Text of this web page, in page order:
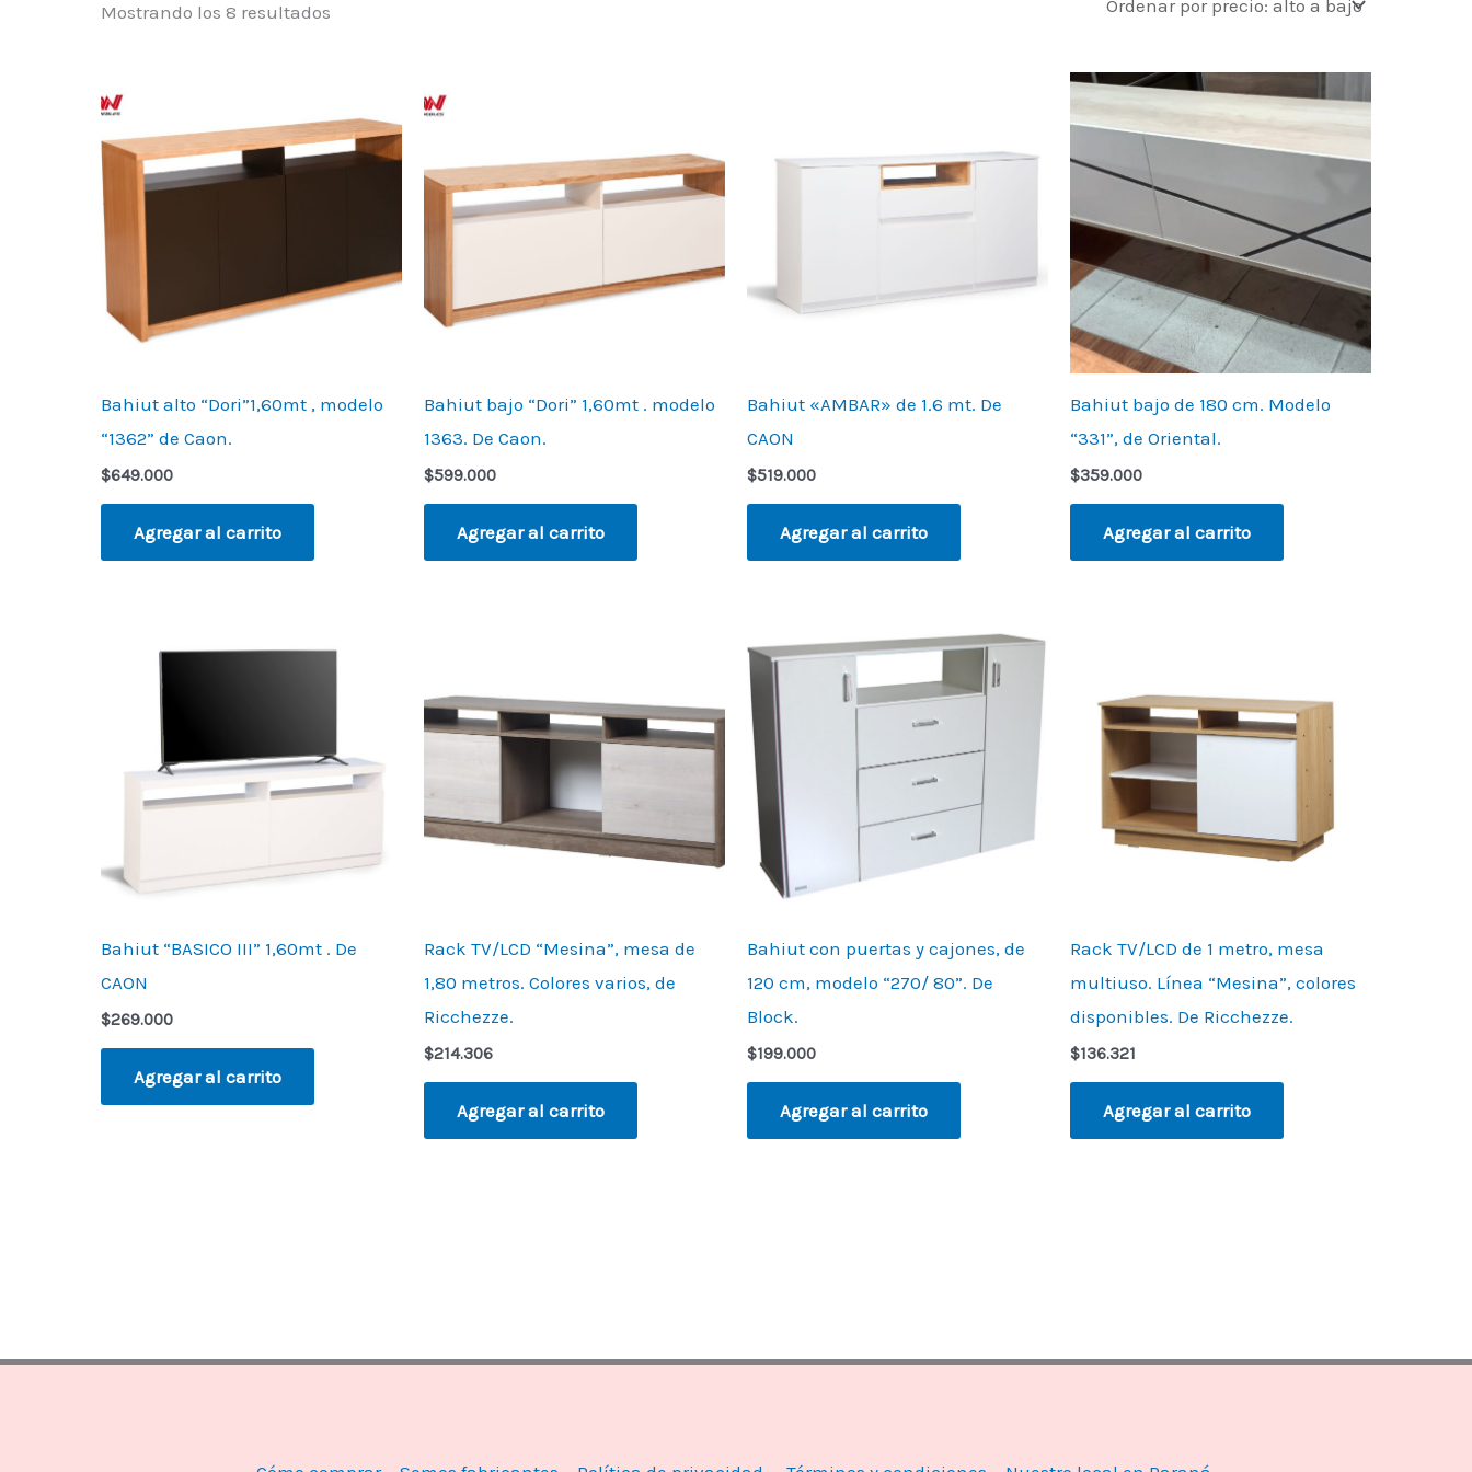
Mostrando los 8 resultados
Bahiut alto “Dori”1,60mt , modelo
“1362” de Caon.
$649.000
Agregar al carrito
Bahiut bajo “Dori” 1,60mt . modelo
1363. De Caon.
$599.000
Agregar al carrito
Bahiut «AMBAR» de 1.6 mt. De
CAON
$519.000
Agregar al carrito
Bahiut bajo de 180 cm. Modelo
“331”, de Oriental.
$359.000
Agregar al carrito
Bahiut “BASICO III” 1,60mt . De
CAON
$269.000
Agregar al carrito
Rack TV/LCD “Mesina”, mesa de
1,80 metros. Colores varios, de
Ricchezze.
$214.306
Agregar al carrito
Bahiut con puertas y cajones, de
120 cm, modelo “270/ 80”. De
Block.
$199.000
Agregar al carrito
Rack TV/LCD de 1 metro, mesa
multiuso. Línea “Mesina”, colores
disponibles. De Ricchezze.
$136.321
Agregar al carrito